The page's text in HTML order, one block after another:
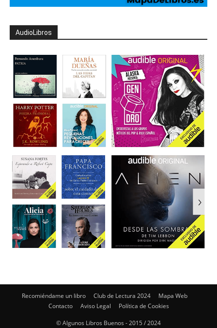
AudioLibros
Recomiéndame un libro Club de Lectura 2024
Mapa Web
Contacto
Aviso Legal Política de Cookies
© Algunos Libros Buenos - 2015 / 2024